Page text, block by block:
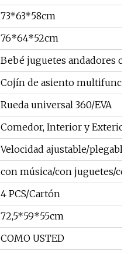
73*63*58cm
76*64*52cm
Bebé juguetes andadores
Cojín de asiento
Rueda universal 360/EVA
Comedor, Interior y Exterior,
Velocidad ajustable/
con música/con juguetes/
4 PCS/Cartón
72,5*59*55cm
COMO USTED